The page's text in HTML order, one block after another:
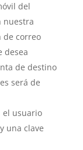
del
nuestra
de correo
desea
de destino
será de
el usuario
una clave